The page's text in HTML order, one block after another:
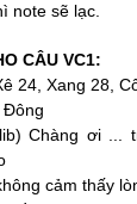
note sẽ lạc.
CÂU VC1:
24, Xang 28,
Ðông
Chàng ơi ...
cảm thấy